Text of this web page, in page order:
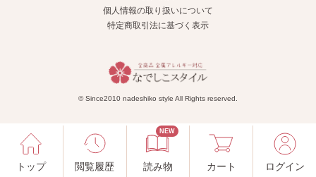
トップ 閲覧履歴
NEW
読み物 カート ログイン
個人情報の取り扱いについて
特定商取引法に基づく表示
© Since2010 nadeshiko style All Rights reserved.